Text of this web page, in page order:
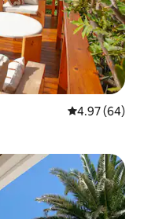
औसत रेटिंग 5 में
4.97 (64)